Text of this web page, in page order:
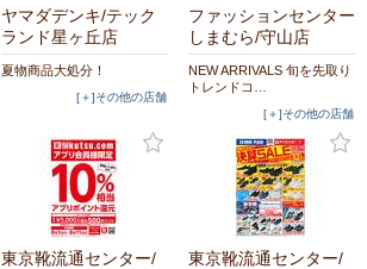
ヤマダデンキ/テック
ランド星ヶ丘店
夏物商品大処分！
[＋]その他の店舗
ファッションセンター
しまむら/守山店
NEW ARRIVALS 旬を先取り
トレンドコ…
[＋]その他の店舗
東京靴流通センター/
東京靴流通センター/